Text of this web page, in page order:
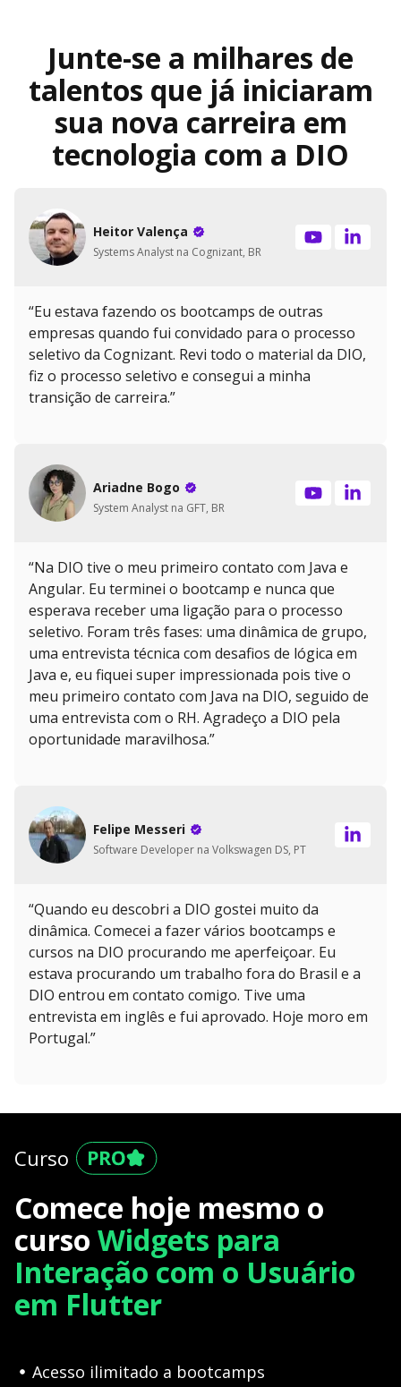
Junte-se a milhares de
talentos que já iniciaram
sua nova carreira em
tecnologia com a DIO
Heitor Valença
Systems Analyst na Cognizant, BR
“Eu estava fazendo os bootcamps de outras
empresas quando fui convidado para o processo
seletivo da Cognizant. Revi todo o material da DIO,
fiz o processo seletivo e consegui a minha
transição de carreira.”
Ariadne Bogo
System Analyst na GFT, BR
“Na DIO tive o meu primeiro contato com Java e
Angular. Eu terminei o bootcamp e nunca que
esperava receber uma ligação para o processo
seletivo. Foram três fases: uma dinâmica de grupo,
uma entrevista técnica com desafios de lógica em
Java e, eu fiquei super impressionada pois tive o
meu primeiro contato com Java na DIO, seguido de
uma entrevista com o RH. Agradeço a DIO pela
oportunidade maravilhosa.”
Felipe Messeri
Software Developer na Volkswagen DS, PT
“Quando eu descobri a DIO gostei muito da
dinâmica. Comecei a fazer vários bootcamps e
cursos na DIO procurando me aperfeiçoar. Eu
estava procurando um trabalho fora do Brasil e a
DIO entrou em contato comigo. Tive uma
entrevista em inglês e fui aprovado. Hoje moro em
Portugal.”
Curso
Comece hoje mesmo o
curso Widgets para
Interação com o Usuário
em Flutter
Acesso ilimitado a bootcamps